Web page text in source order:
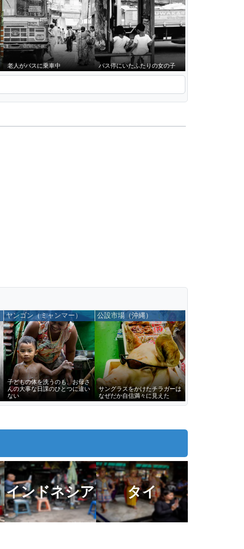
老人がバスに乗車中 バス停にいたふたりの女の子
ヤンゴン（ミャンマー）
子どもの体を洗うのも、お母さ
んの大事な日課のひとつに違い
ない
公設市場（沖縄）
サングラスをかけたチラガーは
なぜだか自信満々に見えた
インドネシア タイ